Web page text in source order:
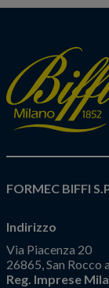
FORMEC BIFFI
Indirizzo
Via Piacenza 20
26865, San Rocco
Reg. Imprese